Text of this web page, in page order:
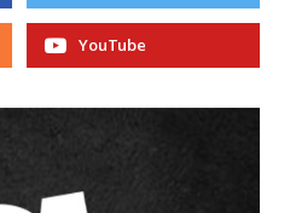
YouTube